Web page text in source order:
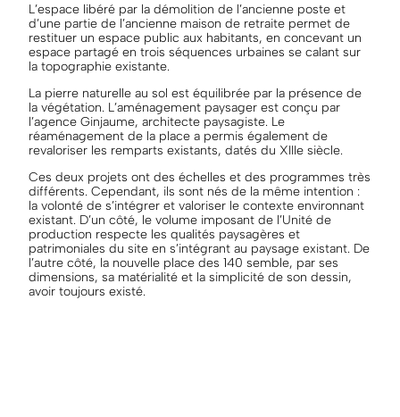
L’espace libéré par la démolition de l’ancienne poste et
d’une partie de l’ancienne maison de retraite permet de
restituer un espace public aux habitants, en concevant un
espace partagé en trois séquences urbaines se calant sur
la topographie existante.
La pierre naturelle au sol est équilibrée par la présence de
la végétation. L’aménagement paysager est conçu par
l’agence Ginjaume, architecte paysagiste. Le
réaménagement de la place a permis également de
revaloriser les remparts existants, datés du XIIIe siècle.
Ces deux projets ont des échelles et des programmes très
différents. Cependant, ils sont nés de la même intention :
la volonté de s’intégrer et valoriser le contexte environnant
existant. D’un côté, le volume imposant de l’Unité de
production respecte les qualités paysagères et
patrimoniales du site en s’intégrant au paysage existant. De
l’autre côté, la nouvelle place des 140 semble, par ses
dimensions, sa matérialité et la simplicité de son dessin,
avoir toujours existé.